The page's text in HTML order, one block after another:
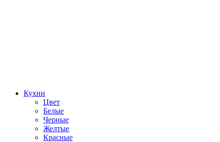
Кухни
Цвет
Белые
Черные
Желтые
Красные